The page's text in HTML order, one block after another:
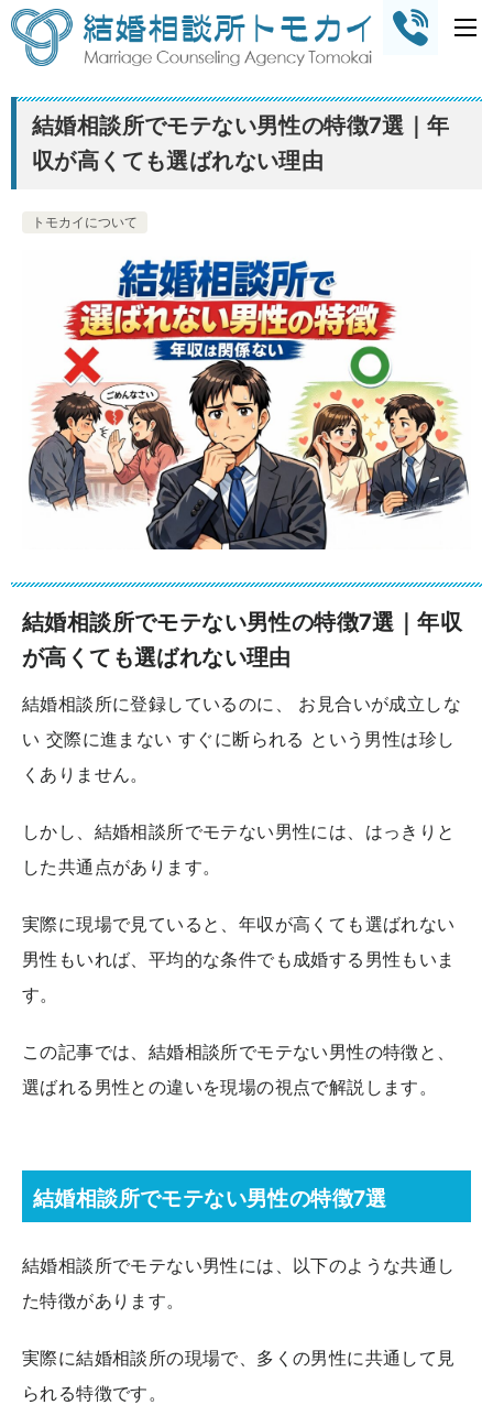
結婚相談所でモテない男性の特徴7選｜年
収が高くても選ばれない理由
トモカイについて
結婚相談所でモテない男性の特徴7選｜年収
が高くても選ばれない理由
結婚相談所に登録しているのに、 お見合いが成立しな
い 交際に進まない すぐに断られる という男性は珍し
くありません。
しかし、結婚相談所でモテない男性には、はっきりと
した共通点があります。
実際に現場で見ていると、年収が高くても選ばれない
男性もいれば、平均的な条件でも成婚する男性もいま
す。
この記事では、結婚相談所でモテない男性の特徴と、
選ばれる男性との違いを現場の視点で解説します。
結婚相談所でモテない男性の特徴7選
結婚相談所でモテない男性には、以下のような共通し
た特徴があります。
実際に結婚相談所の現場で、多くの男性に共通して見
られる特徴です。